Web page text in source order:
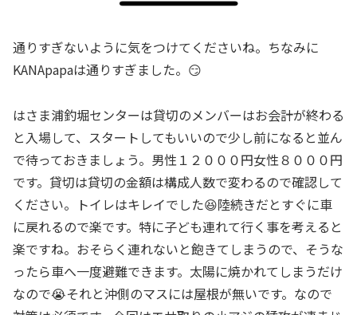
通りすぎないように気をつけてくださいね。ちなみに
KANApapaは通りすぎました。😏
はさま浦釣堀センターは貸切のメンバーはお会計が終わる
と入場して、スタートしてもいいので少し前になると並ん
で待っておきましょう。男性１２０００円女性８０００円
です。貸切は貸切の金額は構成人数で変わるので確認して
ください。トイレはキレイでした😆陸続きだとすぐに車
に戻れるので楽です。特に子ども連れて行く事を考えると
楽ですね。おそらく連れないと飽きてしまうので、そうな
ったら車へ一度避難できます。太陽に焼かれてしまうだけ
なので😭それと沖側のマスには屋根が無いです。なので